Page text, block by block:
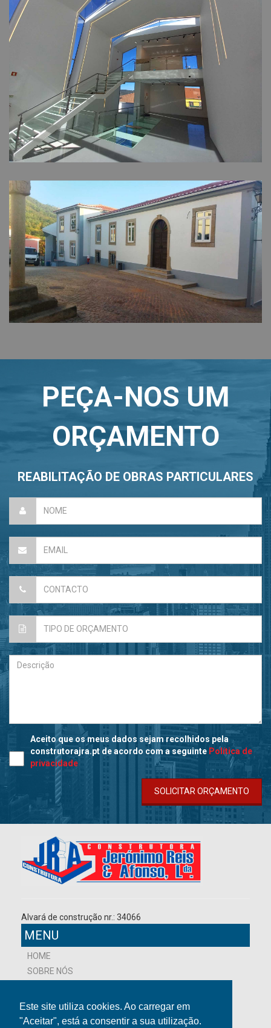
Este site utiliza cookies. Ao carregar em
"Aceitar", está a consentir a sua utilização.
PEÇA-NOS UM
ORÇAMENTO
REABILITAÇÃO DE OBRAS PARTICULARES
Aceito que os meus dados sejam recolhidos pela
construtorajra.pt de acordo com a seguinte Política de
privacidade
SOLICITAR ORÇAMENTO
Alvará de construção nr.: 34066
MENU
HOME
SOBRE NÓS
PROJETOS
CONTACTOS